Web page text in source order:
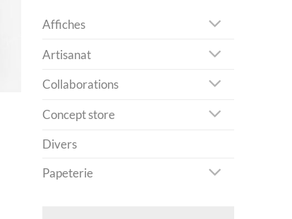
Affiches
Artisanat
Collaborations
Concept store
Divers
Papeterie